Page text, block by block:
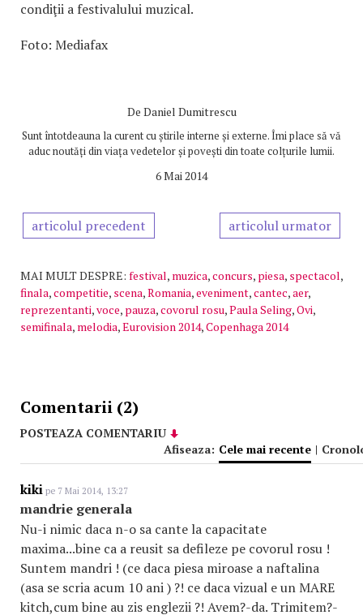
condiţii a festivalului muzical.
Foto: Mediafax
De Daniel Dumitrescu
Sunt întotdeauna la curent cu știrile interne și externe. Îmi place să vă
aduc noutăți din viața vedetelor și povești din toate colțurile lumii.
6 Mai 2014
articolul precedent articolul urmator
MAI MULT DESPRE: festival, muzica,concurs, piesa, spectacol,
finala,competitie, scena,Romania,eveniment,cantec,aer,
reprezentanti,voce, pauza,covorul rosu,Paula Seling,Ovi,
semifinala, melodia,Eurovision 2014,Copenhaga 2014
Comentarii (2)
POSTEAZA COMENTARIU
Afiseaza: Cele mai recente |
kiki pe 7 Mai 2014, 13:27
mandrie generala
Nu-i nimic daca n-o sa cante la capacitate
maxima...bine ca a reusit sa defileze pe covorul rosu !
Suntem mandri ! (ce daca piesa miroase a naftalina
(asa se scria acum 10 ani ) ?! ce daca vizual e un MARE
kitch,cum bine au zis englezii ?! Avem?-da. Trimitem?-